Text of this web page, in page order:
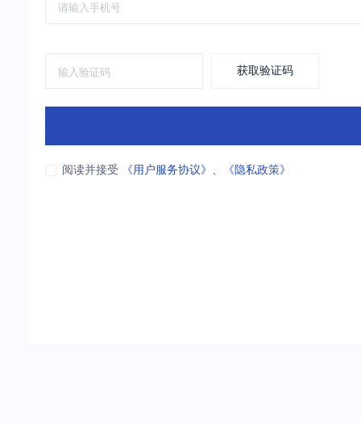
获取验证码
阅读并接受 《用户服务协议》 、 《隐私政策》